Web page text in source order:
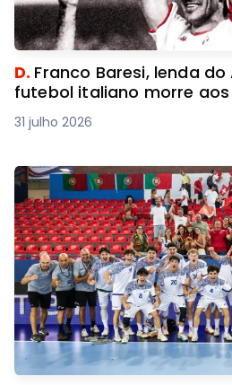
D. Franco Baresi, lenda do
futebol italiano morre aos
31 julho 2026